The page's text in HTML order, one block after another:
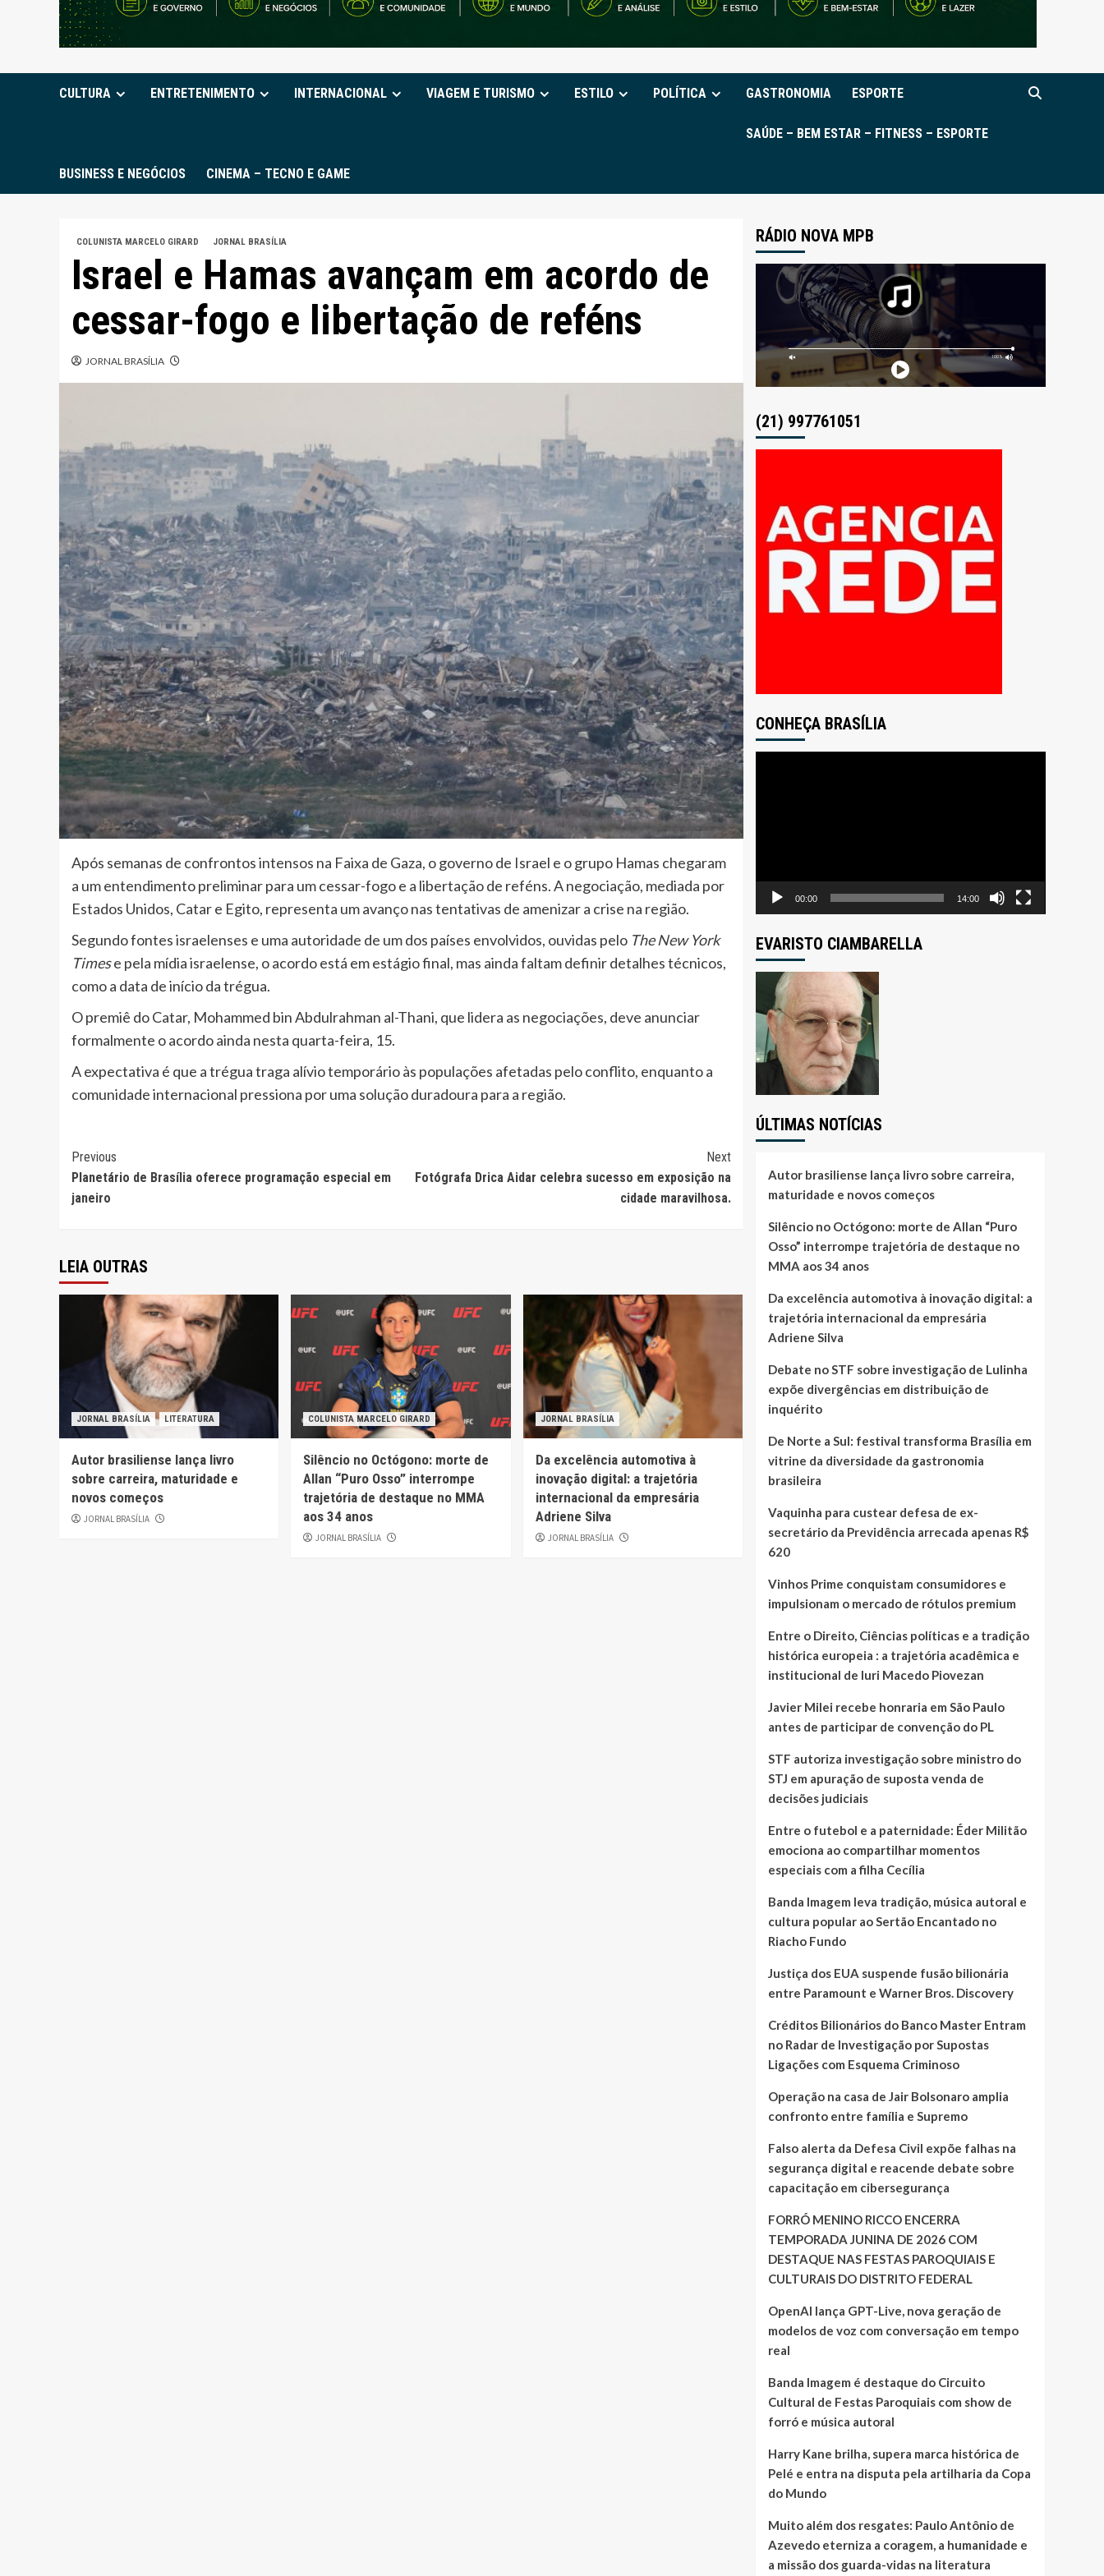
CULTURA ENTRETENIMENTO INTERNACIONAL VIAGEM E TURISMO ESTILO POLÍTICA GASTRONOMIA ESPORTE
SAÚDE – BEM ESTAR – FITNESS – ESPORTE
BUSINESS E NEGÓCIOS CINEMA – TECNO E GAME
COLUNISTA MARCELO GIRARD JORNAL BRASÍLIA
Israel e Hamas avançam em acordo de
cessar-fogo e libertação de reféns
JORNAL BRASÍLIA
Após semanas de confrontos intensos na Faixa de Gaza, o governo de Israel e o grupo Hamas chegaram
a um entendimento preliminar para um cessar-fogo e a libertação de reféns. A negociação, mediada por
Estados Unidos, Catar e Egito, representa um avanço nas tentativas de amenizar a crise na região.
Segundo fontes israelenses e uma autoridade de um dos países envolvidos, ouvidas pelo The New York
Timese pela mídia israelense, o acordo está em estágio final, mas ainda faltam definir detalhes técnicos,
como a data de início da trégua.
O premiê do Catar, Mohammed bin Abdulrahman al-Thani, que lidera as negociações, deve anunciar
formalmente o acordo ainda nesta quarta-feira, 15.
A expectativa é que a trégua traga alívio temporário às populações afetadas pelo conflito, enquanto a
comunidade internacional pressiona por uma solução duradoura para a região.
Continue
Reading
Previous
Planetário de Brasília oferece programação especial em
janeiro
Next
Fotógrafa Drica Aidar celebra sucesso em exposição na
cidade maravilhosa.
LEIA OUTRAS
JORNAL BRASÍLIA LITERATURA
Autor brasiliense lança livro
sobre carreira, maturidade e
novos começos
JORNAL BRASÍLIA
COLUNISTA MARCELO GIRARD
Silêncio no Octógono: morte de
Allan “Puro Osso” interrompe
trajetória de destaque no MMA
aos 34 anos
JORNAL BRASÍLIA
JORNAL BRASÍLIA
Da excelência automotiva à
inovação digital: a trajetória
internacional da empresária
Adriene Silva
JORNAL BRASÍLIA
RÁDIO NOVA MPB
(21) 997761051
CONHEÇA BRASÍLIA
00:00 14:00
EVARISTO CIAMBARELLA
ÚLTIMAS NOTÍCIAS
Autor brasiliense lança livro sobre carreira,
maturidade e novos começos
Silêncio no Octógono: morte de Allan “Puro
Osso” interrompe trajetória de destaque no
MMA aos 34 anos
Da excelência automotiva à inovação digital: a
trajetória internacional da empresária
Adriene Silva
Debate no STF sobre investigação de Lulinha
expõe divergências em distribuição de
inquérito
De Norte a Sul: festival transforma Brasília em
vitrine da diversidade da gastronomia
brasileira
Vaquinha para custear defesa de ex-
secretário da Previdência arrecada apenas R$
620
Vinhos Prime conquistam consumidores e
impulsionam o mercado de rótulos premium
Entre o Direito, Ciências políticas e a tradição
histórica europeia : a trajetória acadêmica e
institucional de Iuri Macedo Piovezan
Javier Milei recebe honraria em São Paulo
antes de participar de convenção do PL
STF autoriza investigação sobre ministro do
STJ em apuração de suposta venda de
decisões judiciais
Entre o futebol e a paternidade: Éder Militão
emociona ao compartilhar momentos
especiais com a filha Cecília
Banda Imagem leva tradição, música autoral e
cultura popular ao Sertão Encantado no
Riacho Fundo
Justiça dos EUA suspende fusão bilionária
entre Paramount e Warner Bros. Discovery
Créditos Bilionários do Banco Master Entram
no Radar de Investigação por Supostas
Ligações com Esquema Criminoso
Operação na casa de Jair Bolsonaro amplia
confronto entre família e Supremo
Falso alerta da Defesa Civil expõe falhas na
segurança digital e reacende debate sobre
capacitação em cibersegurança
FORRÓ MENINO RICCO ENCERRA
TEMPORADA JUNINA DE 2026 COM
DESTAQUE NAS FESTAS PAROQUIAIS E
CULTURAIS DO DISTRITO FEDERAL
OpenAI lança GPT-Live, nova geração de
modelos de voz com conversação em tempo
real
Banda Imagem é destaque do Circuito
Cultural de Festas Paroquiais com show de
forró e música autoral
Harry Kane brilha, supera marca histórica de
Pelé e entra na disputa pela artilharia da Copa
do Mundo
Muito além dos resgates: Paulo Antônio de
Azevedo eterniza a coragem, a humanidade e
a missão dos guarda-vidas na literatura